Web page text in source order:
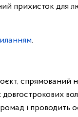
прихисток для
.
спрямований
і проводить